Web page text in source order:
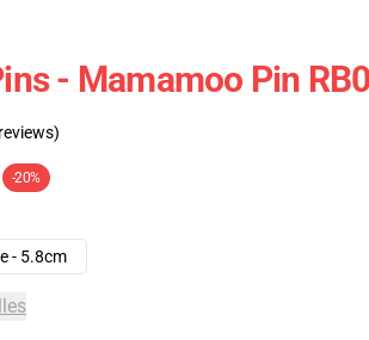
- Mamamoo Pin
-20%
- 5.8cm